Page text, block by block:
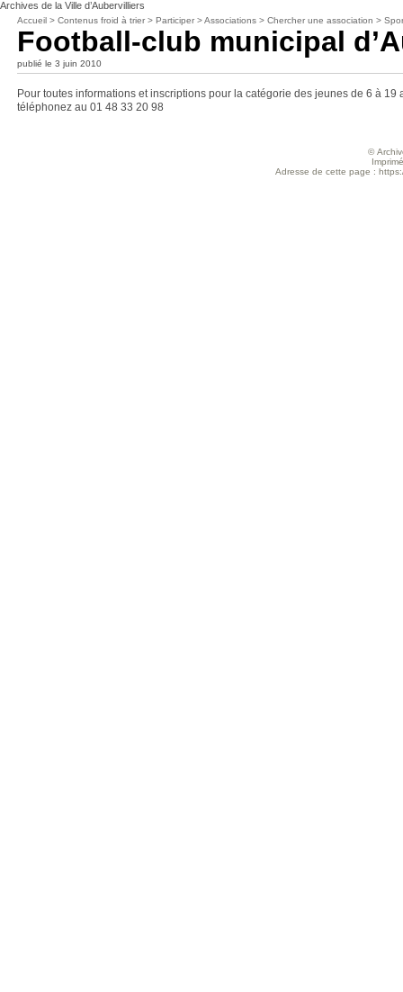
Archives de la Ville d’Aubervilliers
Accueil >Contenus froid à trier >Participer >Associations >Chercher une association >
Football-club municipal
publié le 3 juin 2010
Pour toutes informations et inscriptions pour la catégorie des jeunes de 6 à 19
téléphonez au 01 48 33 20 98
©
Adresse de cette page :